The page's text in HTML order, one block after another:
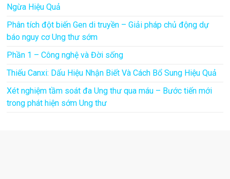
Ngừa Hiệu Quả
Phân tích đột biến Gen di truyền – Giải pháp chủ động dự
báo nguy cơ Ung thư sớm
Phần 1 – Công nghệ và Đời sống
Thiếu Canxi: Dấu Hiệu Nhận Biết Và Cách Bổ Sung Hiệu Quả
Xét nghiệm tầm soát đa Ung thư qua máu – Bước tiến mới
trong phát hiện sớm Ung thư